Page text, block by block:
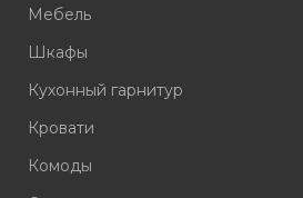
Мебель
Шкафы
Кухонный гарнитур
Кровати
Комоды